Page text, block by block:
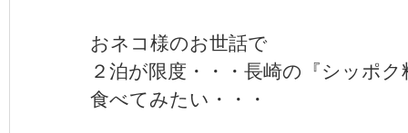
おネコ様のお世話で
２泊が限度・・・長崎の『シッポ
食べてみたい・・・